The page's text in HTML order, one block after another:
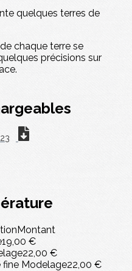
quelques terres de
chaque terre se
précisions sur
Montant
19,00 €
22,00 €
fine Modelage22,00 €